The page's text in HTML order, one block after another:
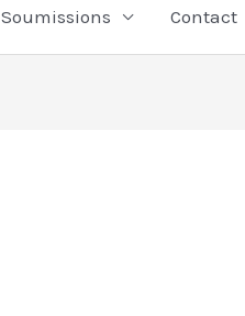
Soumissions Contact